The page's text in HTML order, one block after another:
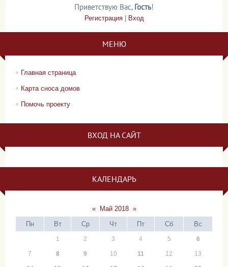
Приветствую Вас, Гость!
Регистрация| Вход
МЕНЮ
Главная страница
Карта сноса домов
Помочь проекту
ВХОД НА САЙТ
КАЛЕНДАРЬ
« Май 2018 »
Пн
Вт Ср Чт Пт Сб Вс
1 2 3 4 5 6
7 8 9 10 11 12 13